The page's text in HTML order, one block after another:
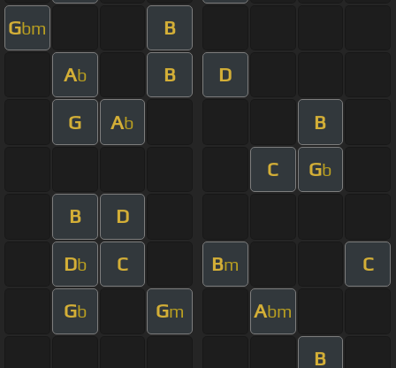
Gbm B
Ab B D
G Ab B
C Gb
B D
Db C Bm C
Gb Gm Abm
B